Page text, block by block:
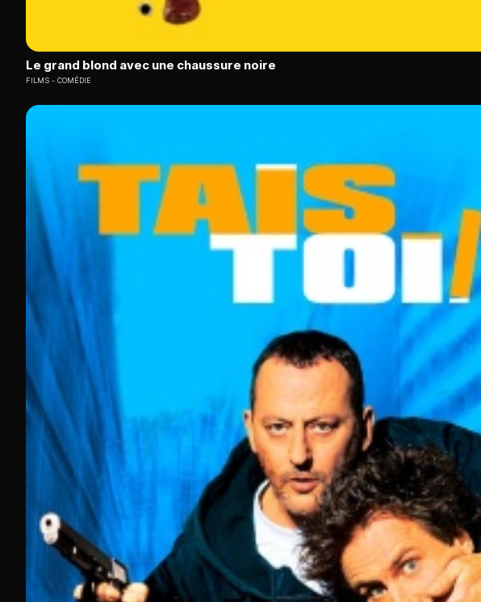
Le grand blond avec une chaussure noire
FILMS COMÉDIE